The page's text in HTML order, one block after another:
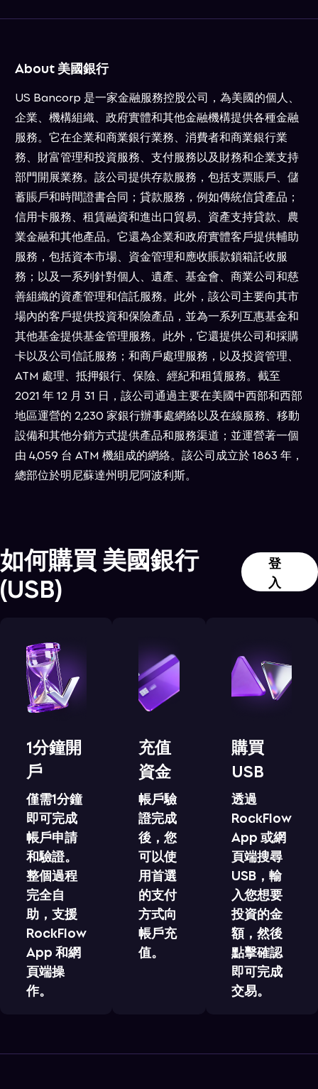
About 美國銀行
US Bancorp 是一家金融服務控股公司，為美國的個人、
企業、機構組織、政府實體和其他金融機構提供各種金融
服務。它在企業和商業銀行業務、消費者和商業銀行業
務、財富管理和投資服務、支付服務以及財務和企業支持
部門開展業務。該公司提供存款服務，包括支票賬戶、儲
蓄賬戶和時間證書合同；貸款服務，例如傳統信貸產品；
信用卡服務、租賃融資和進出口貿易、資產支持貸款、農
業金融和其他產品。它還為企業和政府實體客戶提供輔助
服務，包括資本市場、資金管理和應收賬款鎖箱託收服
務；以及一系列針對個人、遺產、基金會、商業公司和慈
善組織的資產管理和信託服務。此外，該公司主要向其市
場內的客戶提供投資和保險產品，並為一系列互惠基金和
其他基金提供基金管理服務。此外，它還提供公司和採購
卡以及公司信託服務；和商戶處理服務，以及投資管理、
ATM 處理、抵押銀行、保險、經紀和租賃服務。截至
2021 年 12 月 31 日，該公司通過主要在美國中西部和西部
地區運營的 2,230 家銀行辦事處網絡以及在線服務、移動
設備和其他分銷方式提供產品和服務渠道；並運營著一個
由 4,059 台 ATM 機組成的網絡。該公司成立於 1863 年，
總部位於明尼蘇達州明尼阿波利斯。
如何購買 美國銀行
(USB)
登
入
1分鐘開
戶
僅需1分鐘
即可完成
帳戶申請
和驗證。
整個過程
完全自
助，支援
RockFlow
App 和網
頁端操
作。
充值
資金
帳戶驗
證完成
後，您
可以使
用首選
的支付
方式向
帳戶充
值。
購買
USB
透過
RockFlow
App 或網
頁端搜尋
USB，輸
入您想要
投資的金
額，然後
點擊確認
即可完成
交易。